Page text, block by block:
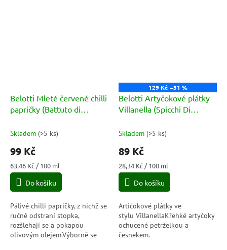
Belotti Mleté červené chilli
papričky (Battuto di
Skladem (>5 ks)
99 Kč
Měrná
cena:
63,46 Kč / 100 ml
Do košíku
Pálivé chilli papričky, z nichž se
ručně odstraní stopka,
rozšlehají se a pokapou
olivovým olejem.Výborně se
129 Kč –31 %
Belotti Artyčokové plátky
Villanella (Spicchi Di
Skladem (>5 ks)
89 Kč
Měrná
cena:
28,34 Kč / 100 ml
Do košíku
Artičokové plátky ve
stylu VillanellaKřehké artyčoky
ochucené petrželkou a
česnekem.